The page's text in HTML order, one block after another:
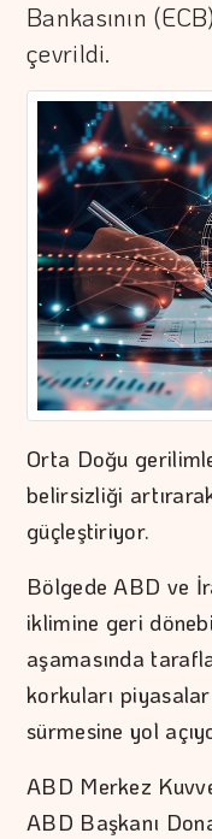
Bankasının
çevrildi.
Orta Doğu
belirsizliği
güçleştiriyor.
Bölgede ABD ve
iklimine geri
aşamasında
korkuları
sürmesine yol
ABD Merkez
ABD Başkanı